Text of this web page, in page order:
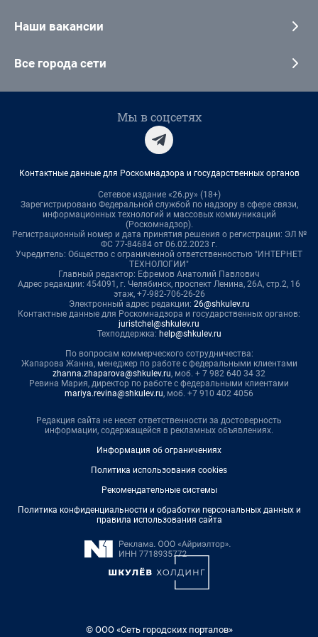
Наши вакансии
Все города сети
Мы в соцсетях
Контактные данные для Роскомнадзора и государственных органов
Сетевое издание «26.ру» (18+)
Зарегистрировано Федеральной службой по надзору в сфере связи,
информационных технологий и массовых коммуникаций
(Роскомнадзор).
Регистрационный номер и дата принятия решения о регистрации: ЭЛ №
ФС 77-84684 от 06.02.2023 г.
Учредитель: Общество с ограниченной ответственностью "ИНТЕРНЕТ
ТЕХНОЛОГИИ"
Главный редактор: Ефремов Анатолий Павлович
Адрес редакции: 454091, г. Челябинск, проспект Ленина, 26А, стр.2, 16
этаж, +7-982-706-26-26
Электронный адрес редакции: 26@shkulev.ru
Контактные данные для Роскомнадзора и государственных органов:
juristchel@shkulev.ru
Техподдержка: help@shkulev.ru
По вопросам коммерческого сотрудничества:
Жапарова Жанна, менеджер по работе с федеральными клиентами
zhanna.zhaparova@shkulev.ru, моб. + 7 982 640 34 32
Ревина Мария, директор по работе с федеральными клиентами
mariya.revina@shkulev.ru, моб. +7 910 402 4056
Редакция сайта не несет ответственности за достоверность
информации, содержащейся в рекламных объявлениях.
Информация об ограничениях
Политика использования cookies
Рекомендательные системы
Политика конфиденциальности и обработки персональных данных и
правила использования сайта
© ООО «Сеть городских порталов»